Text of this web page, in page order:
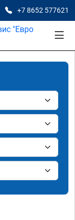
+7 8652 577621